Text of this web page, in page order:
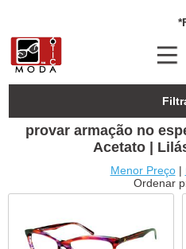
provar armação no
Acetato |
Menor Preço|
Ordenar